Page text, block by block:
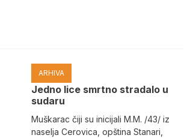
ARHIVA
Јedno lice smrtno stradalo u
sudaru
Muškarac čiji su inicijali M.M. /43/ iz
naselja Cerovica, opština Stanari,